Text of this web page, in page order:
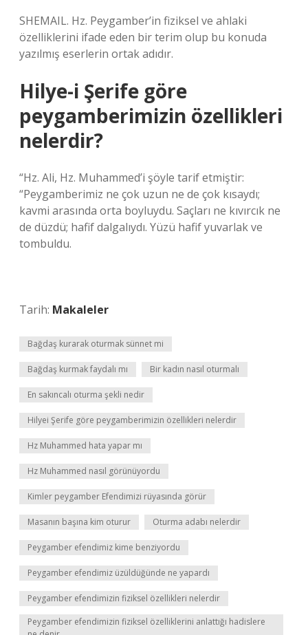
SHEMAIL. Hz. Peygamber’in fiziksel ve ahlaki
özelliklerini ifade eden bir terim olup bu konuda
yazılmış eserlerin ortak adıdır.
Hilye-i Şerife göre
peygamberimizin özellikleri
nelerdir?
“Hz. Ali, Hz. Muhammed’i şöyle tarif etmiştir:
“Peygamberimiz ne çok uzun ne de çok kısaydı;
kavmi arasında orta boyluydu. Saçları ne kıvırcık ne
de düzdü; hafif dalgalıydı. Yüzü hafif yuvarlak ve
tombuldu.
Tarih: Makaleler
Bağdaş kurarak oturmak sünnet mi
Bağdaş kurmak faydalı mı Bir kadın nasıl oturmalı
En sakıncalı oturma şekli nedir
Hilyei Şerife göre peygamberimizin özellikleri nelerdir
Hz Muhammed hata yapar mı
Hz Muhammed nasıl görünüyordu
Kimler peygamber Efendimizi rüyasında görür
Masanın başına kim oturur Oturma adabı nelerdir
Peygamber efendimiz kime benziyordu
Peygamber efendimiz üzüldüğünde ne yapardı
Peygamber efendimizin fiziksel özellikleri nelerdir
Peygamber efendimizin fiziksel özelliklerini anlattığı hadislere